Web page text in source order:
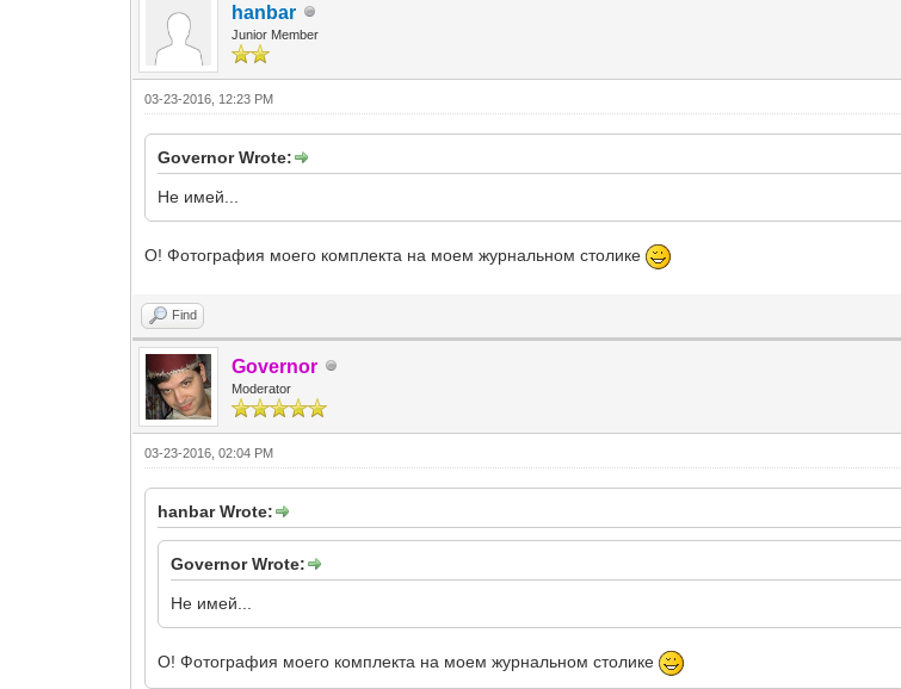
hanbar
Junior Member
03-23-2016, 12:23 PM
Governor Wrote:
Не имей...
О! Фотография моего комплекта на моем журнальном столике
Find
Governor
Moderator
03-23-2016, 02:04 PM
hanbar Wrote:
Governor Wrote:
Не имей...
О! Фотография моего комплекта на моем журнальном столике